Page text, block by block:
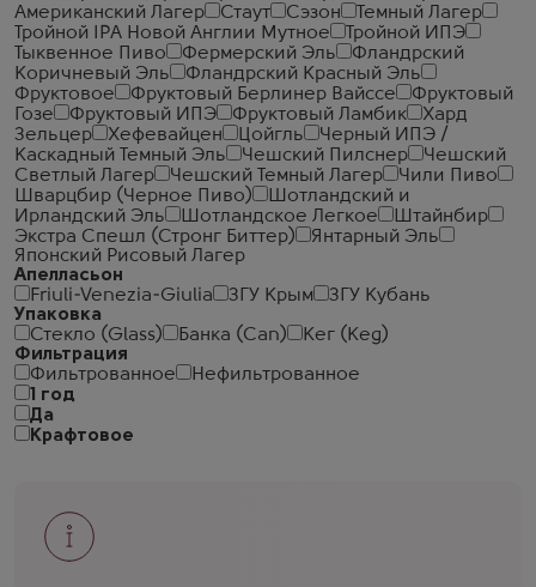
Американский Лагер
Стаут Сэзон
Темный Лагер
Тройной IPA Новой Англии Мутное
Тройной ИПЭ
Тыквенное Пиво
Фермерский Эль
Фландрский
Коричневый Эль
Фландрский Красный Эль
Фруктовое
Фруктовый Берлинер Вайссе
Фруктовый
Гозе
Фруктовый ИПЭ Фруктовый Ламбик
Хард
Зельцер
Хефевайцен Цойгль
Черный ИПЭ /
Каскадный Темный Эль
Чешский Пилснер
Чешский
Светлый Лагер
Чешский Темный Лагер
Чили Пиво
Шварцбир (Черное Пиво)
Шотландский и
Ирландский Эль
Шотландское Легкое
Штайнбир
Экстра Спешл (Стронг Биттер)
Янтарный Эль
Японский Рисовый Лагер
Апелласьон
Friuli-Venezia-Giulia
ЗГУ Крым
ЗГУ Кубань
Упаковка
Стекло (Glass)
Банка (Can)
Кег (Keg)
Фильтрация
Фильтрованное
Нефильтрованное
1 год
Да
Крафтовое